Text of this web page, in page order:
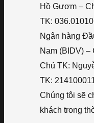
Hồ Gươm –
TK:
Ngân hàng
Nam (BIDV)
Chủ TK:
TK:
Chúng tôi sẽ
khách trong